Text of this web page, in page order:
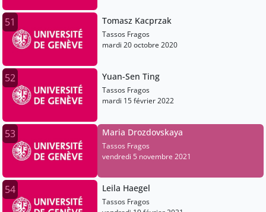
51 Tomasz Kacprzak
Tassos Fragos
mardi 20 octobre 2020
52 Yuan-Sen Ting
Tassos Fragos
mardi 15 février 2022
53 Maria Drozdovskaya
Tassos Fragos
vendredi 5 novembre 2021
54 Leila Haegel
Tassos Fragos